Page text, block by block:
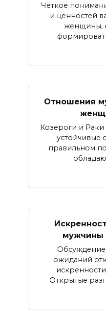
Чёткое
и ценностей
женщины,
Отношения
Козероги и
устойчивые
правильном
Обсуждение
ожиданий
Открытые